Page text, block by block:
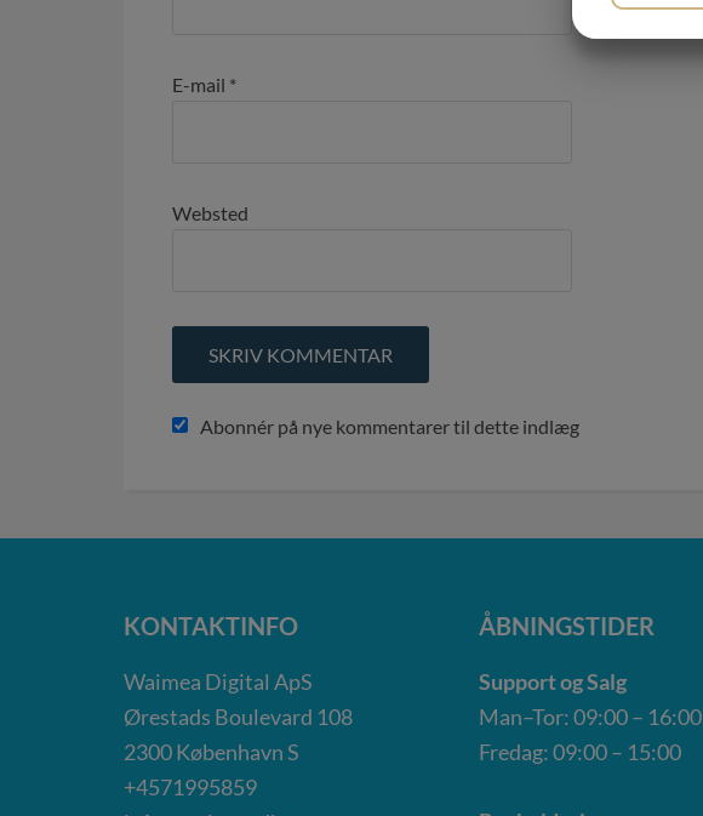
E-mail *
Websted
Abonnér på nye kommentarer til dette indlæg
KONTAKTINFO
Waimea Digital ApS
Ørestads Boulevard 108
2300København S
+4571995859
ÅBNINGSTIDER
Support og Salg
Man–Tor: 09:00 – 16:00
Fredag: 09:00 – 15:00